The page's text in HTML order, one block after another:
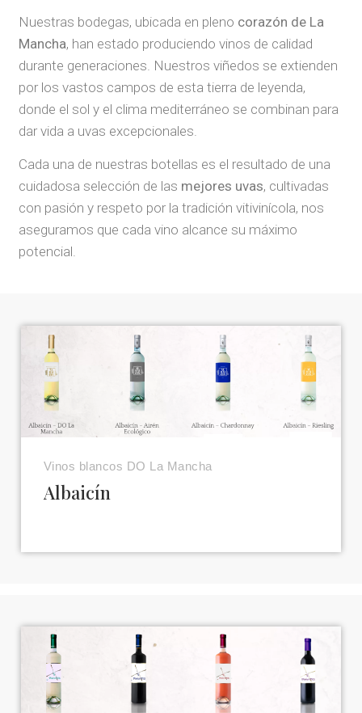
Nuestras bodegas, ubicada en pleno corazón de La
Mancha, han estado produciendo vinos de calidad
durante generaciones. Nuestros viñedos se extienden
por los vastos campos de esta tierra de leyenda,
donde el sol y el clima mediterráneo se combinan para
dar vida a uvas excepcionales.
Cada una de nuestras botellas es el resultado de una
cuidadosa selección de las mejores uvas, cultivadas
con pasión y respeto por la tradición vitivinícola, nos
aseguramos que cada vino alcance su máximo
potencial.
Vinos blancos DO La Mancha
Albaicín